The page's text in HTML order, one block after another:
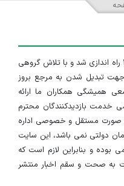
سایت ایران استخدام در تاریخ ۱۳۹۱/۱/۱۰ راه اندازی شد و با تلاش گروهی
جهت تبدیل شدن به مرجع بروز
همیشگی همکاران ما ارائه
خدمت بازدیدکنندگان محترم
صورت مستقل و خصوصی اداره
دولتی نمی باشد، این سایت
بوده و بنابراین لازم است که
به صحت و سقم اخبار منتشر